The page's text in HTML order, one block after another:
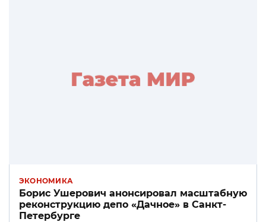
ЭКОНОМИКА
Борис Ушерович анонсировал масштабную
реконструкцию депо «Дачное» в Санкт-
Петербурге